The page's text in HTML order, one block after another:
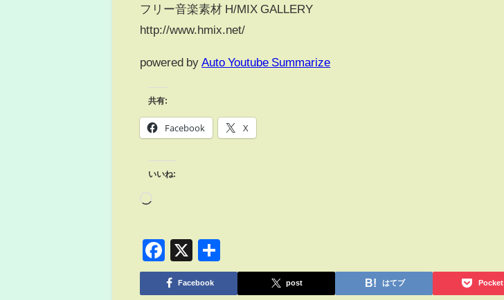
フリー音楽素材 H/MIX GALLERY
http://www.hmix.net/​​​​
powered by Auto Youtube Summarize
共有:
Facebook X
いいね:
Facebook
X
有
Facebook post はてブ Pocket